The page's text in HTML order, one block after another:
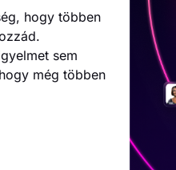
hogy többen
sem
még többen